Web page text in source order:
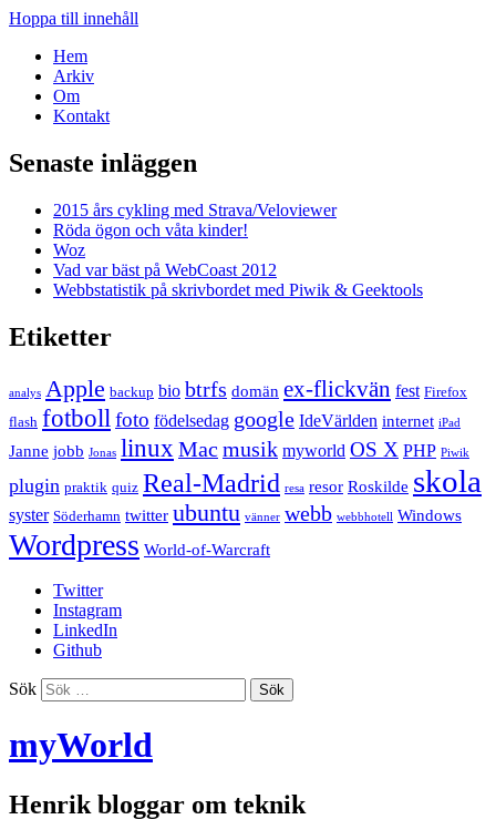
Hoppa till innehåll
Hem
Arkiv
Om
Kontakt
Senaste inläggen
2015 års cykling med Strava/Veloviewer
Röda ögon och våta kinder!
Woz
Vad var bäst på WebCoast 2012
Webbstatistik på skrivbordet med Piwik & Geektools
Etiketter
analys Apple backup bio btrfs domän ex-flickvän fest Firefox
flash fotboll foto födelsedag google IdeVärlden internet iPad
Janne jobb Jonas linux Mac musik myworld OS X PHP Piwik
plugin praktik quiz Real-Madrid resa resor Roskilde skola
syster Söderhamn twitter ubuntu vänner webb webbhotell Windows
Wordpress World-of-Warcraft
Twitter
Instagram
LinkedIn
Github
Sök
myWorld
Henrik bloggar om teknik